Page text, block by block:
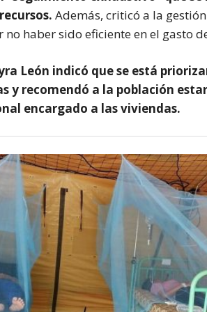
Además, criticó a la
no haber sido eficiente en el gasto
León indicó que se está
y recomendó a la población
encargado a las viviendas.